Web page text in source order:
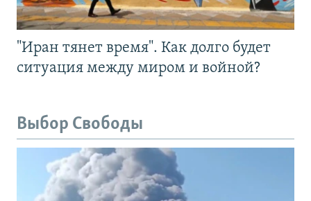
"Иран тянет время". Как долго будет
ситуация между миром и войной?
Выбор Свободы